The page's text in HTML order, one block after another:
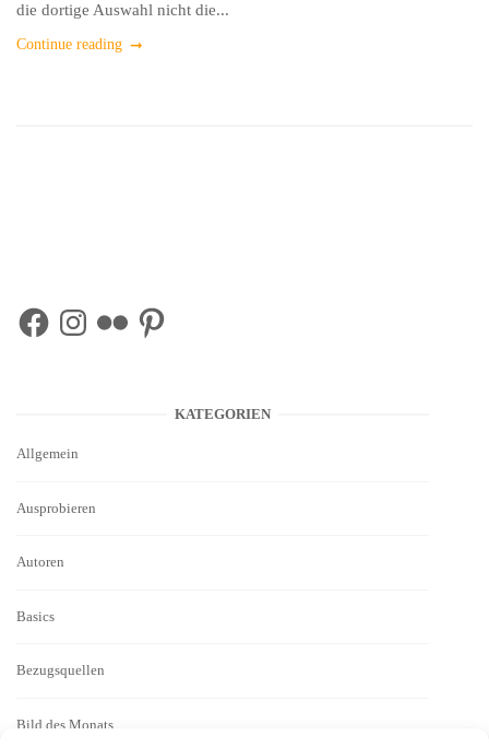
die dortige Auswahl nicht die...
Continue reading
FacebookInstagram
Flickr Pinterest
KATEGORIEN
Allgemein
Ausprobieren
Autoren
Basics
Bezugsquellen
Bild des Monats